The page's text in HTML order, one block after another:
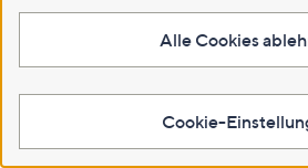
MONT CHALET 1 Tischband
Hase Fell-Applikation 100%
Weitere Farben verfügbar
In den Warenkorb
€
In
Alle Cookies
Cookie-